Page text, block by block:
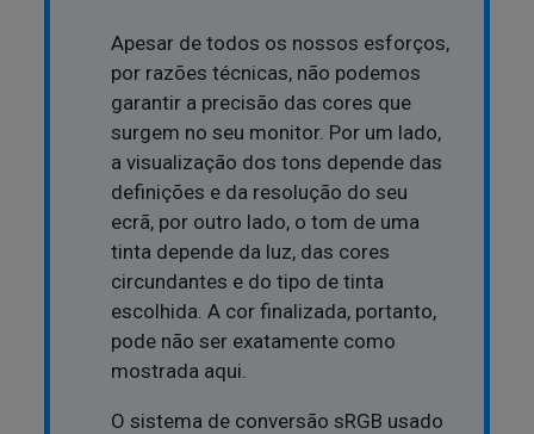
Apesar de todos os nossos esforços,
por razões técnicas, não podemos
garantir a precisão das cores que
surgem no seu monitor. Por um lado,
a visualização dos tons depende das
definições e da resolução do seu
ecrã, por outro lado, o tom de uma
tinta depende da luz, das cores
circundantes e do tipo de tinta
escolhida. A cor finalizada, portanto,
pode não ser exatamente como
mostrada aqui.
O sistema de conversão sRGB usado